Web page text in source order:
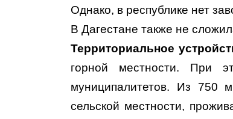
Однако, в республике нет
В Дагестане также не
Территориальное
горной местности. При
муниципалитетов. Из 750
сельской местности,